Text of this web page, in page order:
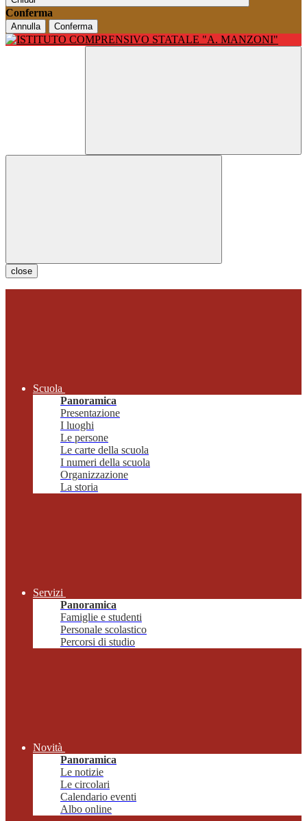
Conferma
Annulla Conferma
close
Scuola
Panoramica
Presentazione
I luoghi
Le persone
Le carte della scuola
I numeri della scuola
Organizzazione
La storia
Servizi
Panoramica
Famiglie e studenti
Personale scolastico
Percorsi di studio
Novità
Panoramica
Le notizie
Le circolari
Calendario eventi
Albo online